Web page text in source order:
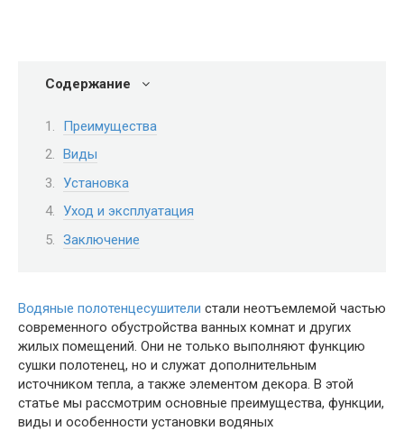
Содержание
Преимущества
Виды
Установка
Уход и эксплуатация
Заключение
Водяные полотенцесушители стали неотъемлемой частью
современного обустройства ванных комнат и других
жилых помещений. Они не только выполняют функцию
сушки полотенец, но и служат дополнительным
источником тепла, а также элементом декора. В этой
статье мы рассмотрим основные преимущества, функции,
виды и особенности установки водяных